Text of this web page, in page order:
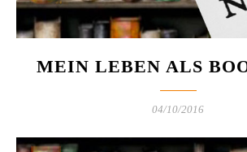
MEIN LEBEN ALS
04/10/2016